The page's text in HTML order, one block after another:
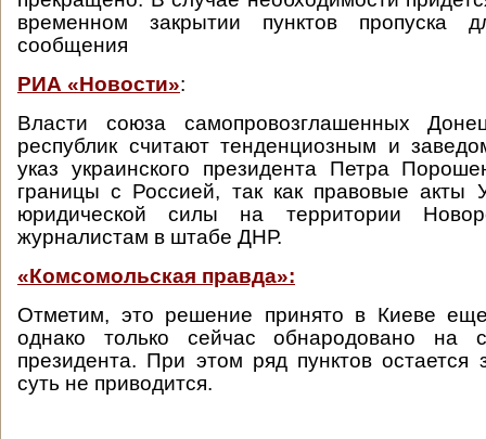
временном закрытии пунктов пропуска
сообщения
РИА «Новости»:
Власти союза самопровозглашенных
республик считают тенденциозным и
указ украинского президента Петра
границы с Россией, так как правовые акты
юридической силы на территории
журналистам в штабе ДНР.
«Комсомольская правда»:
Отметим, это решение принято в Киеве
однако только сейчас обнародовано на
президента. При этом ряд пунктов остается
суть не приводится.